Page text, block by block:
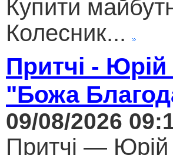
Купити
Колесник...
Притчі -
"Божа
09/08/2026
Притчі — Юрій